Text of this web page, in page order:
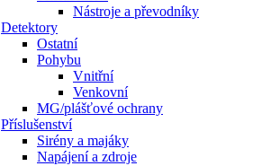
Nástroje a převodníky
Detektory
Ostatní
Pohybu
Vnitřní
Venkovní
MG/plášťové ochrany
Příslušenství
Sirény a majáky
Napájení a zdroje